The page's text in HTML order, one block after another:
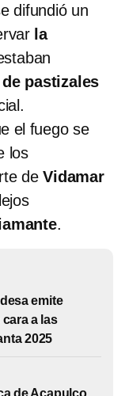
difundió un
la
pastizales
el fuego se
los
deVidamar
.
emite
a las
2025
de Acapulco